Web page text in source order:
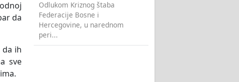
da
ih
sve
Odlukom Kriznog štaba
Federacije Bosne i
Hercegovine, u narednom
peri...